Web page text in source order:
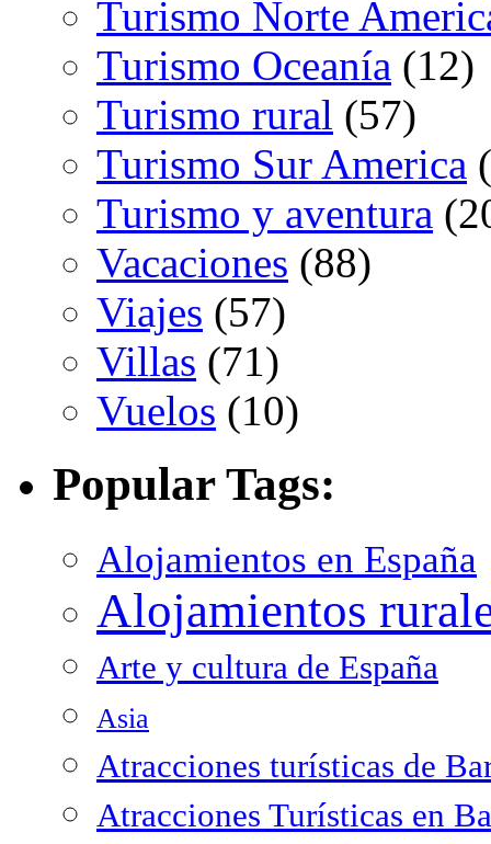
Turismo Norte
Turismo Oceanía (12)
Turismo rural (57)
Turismo Sur America
Turismo y aventura
Vacaciones (88)
Viajes (57)
Villas (71)
Vuelos (10)
Popular Tags:
Alojamientos en España
Alojamientos
Arte y cultura de España
Asia
Atracciones turísticas de
Atracciones Turísticas en